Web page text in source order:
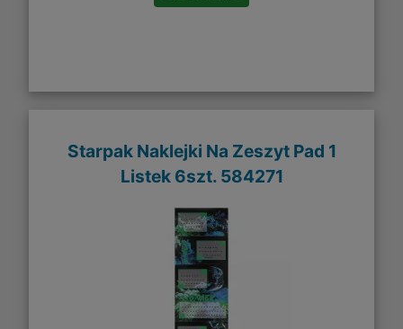
Starpak Naklejki Na Zeszyt Pad 1
Listek 6szt. 584271